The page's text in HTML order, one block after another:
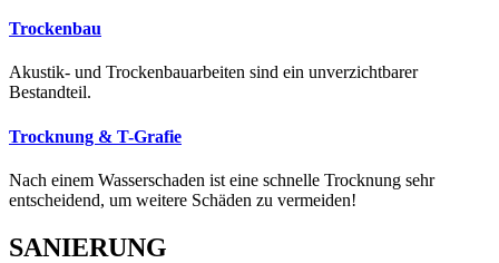
Trockenbau
Akustik- und Trockenbauarbeiten sind ein unverzichtbarer
Bestandteil.
Trocknung & T-Grafie
Nach einem Wasserschaden ist eine schnelle Trocknung sehr
entscheidend, um weitere Schäden zu vermeiden!
SANIERUNG